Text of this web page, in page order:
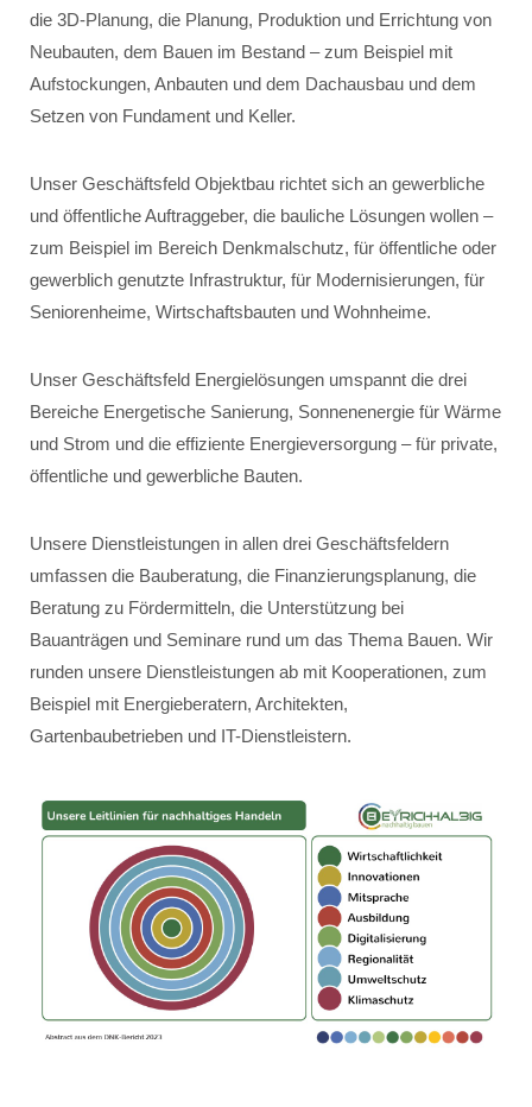
die 3D-Planung, die Planung, Produktion und Errichtung von
Neubauten, dem Bauen im Bestand – zum Beispiel mit
Aufstockungen, Anbauten und dem Dachausbau und dem
Setzen von Fundament und Keller.
Unser Geschäftsfeld Objektbau richtet sich an gewerbliche
und öffentliche Auftraggeber, die bauliche Lösungen wollen –
zum Beispiel im Bereich Denkmalschutz, für öffentliche oder
gewerblich genutzte Infrastruktur, für Modernisierungen, für
Seniorenheime, Wirtschaftsbauten und Wohnheime.
Unser Geschäftsfeld Energielösungen umspannt die drei
Bereiche Energetische Sanierung, Sonnenenergie für Wärme
und Strom und die effiziente Energieversorgung – für private,
öffentliche und gewerbliche Bauten.
Unsere Dienstleistungen in allen drei Geschäftsfeldern
umfassen die Bauberatung, die Finanzierungsplanung, die
Beratung zu Fördermitteln, die Unterstützung bei
Bauanträgen und Seminare rund um das Thema Bauen. Wir
runden unsere Dienstleistungen ab mit Kooperationen, zum
Beispiel mit Energieberatern, Architekten,
Gartenbaubetrieben und IT-Dienstleistern.